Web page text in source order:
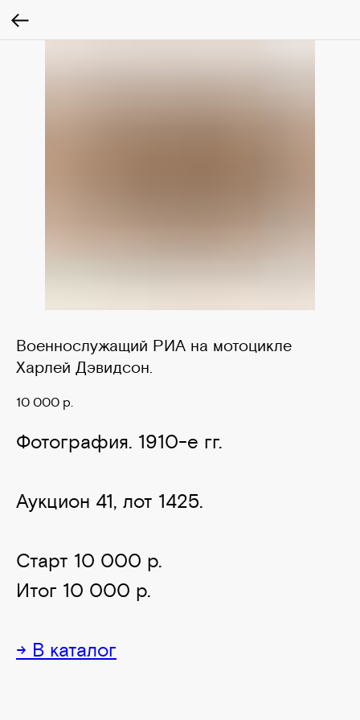
Военнослужащий РИА на мотоцикле
Харлей Дэвидсон.
10 000 р.
Фотография. 1910-е гг.
Аукцион 41, лот 1425.
Старт 10 000 р.
Итог 10 000 р.
→ В каталог